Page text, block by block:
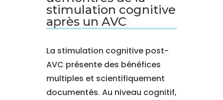
stimulation cognitive
après un AVC
La stimulation cognitive post-
AVC présente des bénéfices
multiples et scientifiquement
documentés. Au niveau cognitif,